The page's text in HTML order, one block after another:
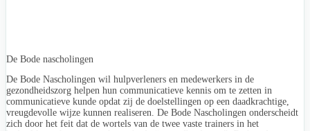
De Bode nascholingen
De Bode Nascholingen wil hulpverleners en medewerkers in de
gezondheidszorg helpen hun communicatieve kennis om te zetten in
communicatieve kunde opdat zij de doelstellingen op een daadkrachtige,
vreugdevolle wijze kunnen realiseren. De Bode Nascholingen onderscheidt
zich door het feit dat de wortels van de twee vaste trainers in het